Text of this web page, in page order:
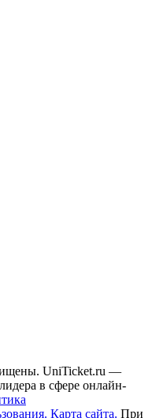
UniTicket.ru —
в сфере онлайн-
Карта сайта. При